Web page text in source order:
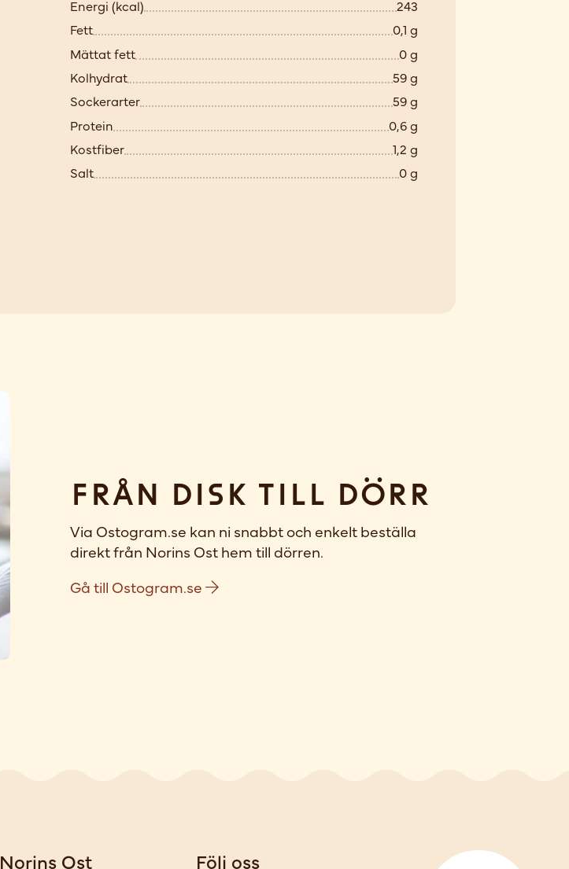
Energi (kcal)
243
Fett
0,1 g
Mättat fett
0 g
Kolhydrat
59 g
Sockerarter
59 g
Protein
0,6 g
Kostfiber
1,2 g
Salt
0 g
Från disk till dörr
Via Ostogram.se kan ni snabbt och enkelt beställa
direkt från Norins Ost hem till dörren.
Gå till Ostogram.se
Norins Ost Följ oss